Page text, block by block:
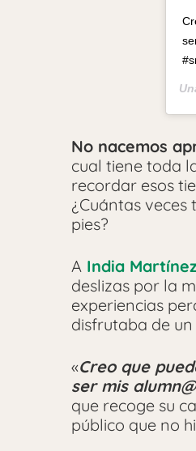
No nacemos
cual tiene toda
recordar esos
¿Cuántas
pies?
A India
deslizas por la
experiencias
disfrutaba de un
«Creo que
ser mis
que recoge su
público que no